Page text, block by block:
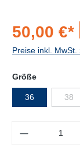
50,00 €*
Preise inkl.
Größe
36 38